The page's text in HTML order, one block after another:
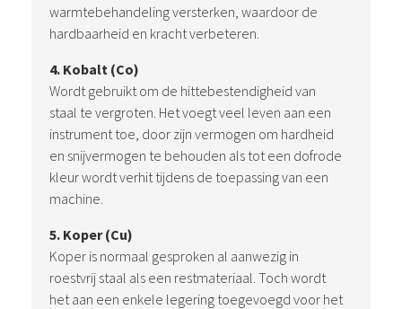
warmtebehandeling versterken, waardoor de
hardbaarheid en kracht verbeteren.
4. Kobalt (Co)
Wordt gebruikt om de hittebestendigheid van
staal te vergroten. Het voegt veel leven aan een
instrument toe, door zijn vermogen om hardheid
en snijvermogen te behouden als tot een dofrode
kleur wordt verhit tijdens de toepassing van een
machine.
5. Koper (Cu)
Koper is normaal gesproken al aanwezig in
roestvrij staal als een restmateriaal. Toch wordt
het aan een enkele legering toegevoegd voor het